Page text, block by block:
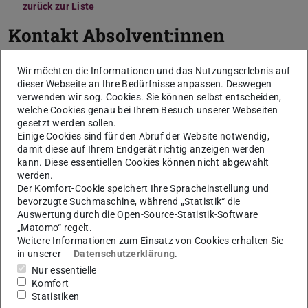
zurück zur Liste
Kontakt Absolvent:innen
K
Wir möchten die Informationen und das Nutzungserlebnis auf
dieser Webseite an Ihre Bedürfnisse anpassen. Deswegen
verwenden wir sog. Cookies. Sie können selbst entscheiden,
welche Cookies genau bei Ihrem Besuch unserer Webseiten
gesetzt werden sollen.
Einige Cookies sind für den Abruf der Website notwendig,
damit diese auf Ihrem Endgerät richtig anzeigen werden
kann. Diese essentiellen Cookies können nicht abgewählt
werden.
Der Komfort-Cookie speichert Ihre Spracheinstellung und
bevorzugte Suchmaschine, während „Statistik“ die
Auswertung durch die Open-Source-Statistik-Software
„Matomo“ regelt.
Weitere Informationen zum Einsatz von Cookies erhalten Sie
in unserer
Datenschutzerklärung.
Nur essentielle
Komfort
Statistiken